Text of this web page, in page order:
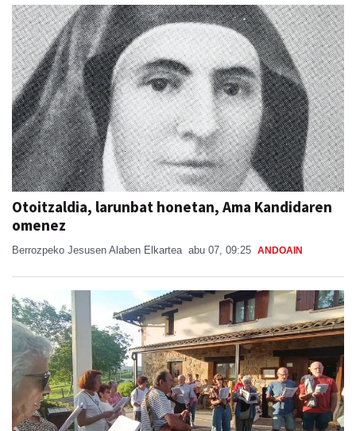
Otoitzaldia, larunbat honetan, Ama Kandidaren
omenez
Berrozpeko Jesusen Alaben Elkartea abu 07, 09:25 ANDOAIN